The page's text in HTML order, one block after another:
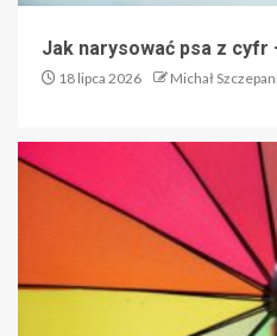
Jak narysować psa z cyfr
18 lipca 2026 Michał